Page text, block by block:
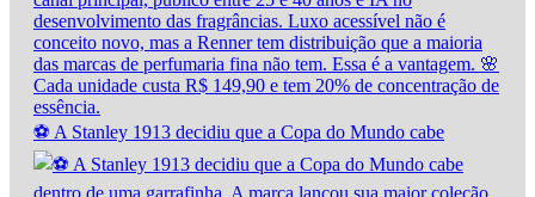
⚽ A Stanley 1913 decidiu que a Copa do Mundo cabe